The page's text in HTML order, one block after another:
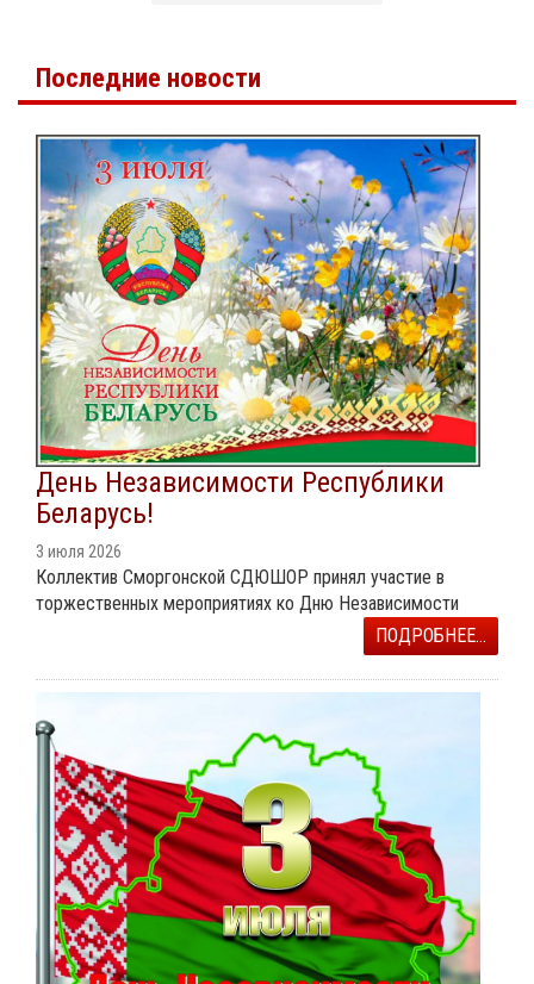
Последние новости
День Независимости Республики
Беларусь!
3 июля 2026
Коллектив Сморгонской СДЮШОР принял участие в
торжественных мероприятиях ко Дню Независимости
ПОДРОБНЕЕ...